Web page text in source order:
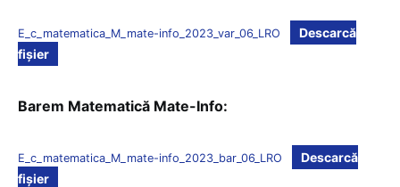
E_c_matematica_M_mate-info_2023_var_06_LRO
Descarcă
fișier
Barem Matematică Mate-Info:
E_c_matematica_M_mate-info_2023_bar_06_LRO
Descarcă
fișier